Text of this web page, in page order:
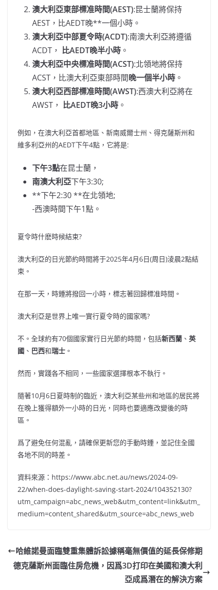
澳大利亞東部標准時間(AEST):昆士蘭將保持
AEST，比AEDT晚**一個小時。
澳大利亞中部夏令時(ACDT):南澳大利亞將遵循
ACDT， 比AEDT晚半小時 。
澳大利亞中央標准時間(ACST):北領地將保持
ACST，比澳大利亞東部時間晚一個半小時 。
澳大利亞西部標准時間(AWST):西澳大利亞將在
AWST， 比AEDT晚3小時 。
例如，在澳大利亞首都地區、新南威爾士州、得克薩斯州和
維多利亞州的AEDT下午4點，它將是:
下午3點在昆士蘭，
南澳大利亞下午3:30;
**下午2:30 **在北領地;
-西澳時間下午1點。
夏令時什麽時候結束?
澳大利亞的日光節約時間將于2025年4月6日(周日)淩晨2點結
束。
在那一天，時鍾將撥回一小時，標志著回歸標准時間。
澳大利亞是世界上唯一實行夏令時的國家嗎?
不。全球約有70個國家實行日光節約時間，包括新西蘭 、 英
國 、 巴西和瑞士 。
然而，實踐各不相同，一些國家選擇根本不執行。
隨著10月6日夏時制的臨近，澳大利亞某些州和地區的居民將
在晚上獲得額外一小時的日光，同時也要適應改變後的時
區。
爲了避免任何混亂，請確保更新您的手動時鍾，並記住全國
各地不同的時差。
資料來源：https://www.abc.net.au/news/2024-09-
22/when-does-daylight-saving-start-2024/104352130?
utm_campaign=abc_news_web&utm_content=link&utm_
medium=content_shared&utm_source=abc_news_web
哈維諾曼面臨雙重集體訴訟據稱毫無價值的延長保修期
德克薩斯州面臨住房危機，因爲3D打印在美國和澳大利
亞成爲潛在的解決方案